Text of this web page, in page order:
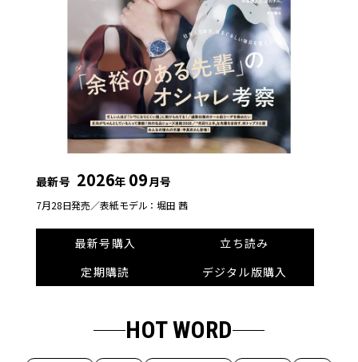
最新号 2026年 09月号
7月28日発売／表紙モデル：堀田 茜
最新号購入
立ち読み
定期購読
デジタル版購入
HOT WORD